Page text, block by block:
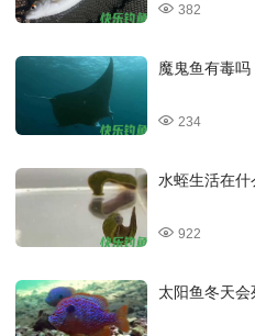
382
魔鬼鱼有毒吗
234
水蛭生活在什
922
太阳鱼冬天会